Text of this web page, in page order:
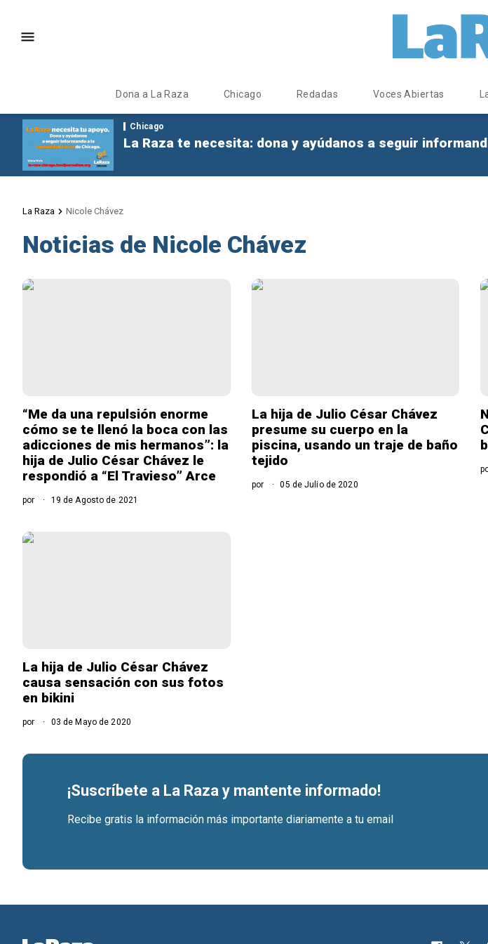
Dona a La Raza Chicago Redadas Voces Abiertas
Chicago
La Raza te necesita: dona y ayúdanos a seguir
La Raza Nicole Chávez
Noticias de Nicole Chávez
“Me da una repulsión enorme
cómo se te llenó la boca con las
adicciones de mis hermanos”: la
hija de Julio César Chávez le
respondió a “El Travieso” Arce
por 19 de Agosto de 2021
La hija de Julio César Chávez
presume su cuerpo en la
piscina, usando un traje de baño
tejido
por 05 de Julio de 2020
La hija de Julio César Chávez
causa sensación con sus fotos
en bikini
por 03 de Mayo de 2020
¡Suscríbete a La Raza y mantente informado!
Recibe gratis la información más importante diariamente a tu email